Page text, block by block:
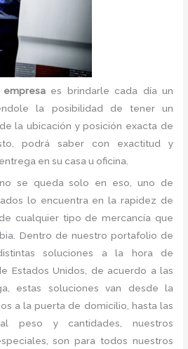
empresa es brindarle cada día un
la posibilidad de tener un
la ubicación y posición exacta de
podrá saber con exactitud y
en su casa u oficina.
se queda solo en eso, uno de
lo encuentra en la rapidez de
cualquier tipo de mercancía que
Dentro de nuestro portafolio de
soluciones a la hora de
Estados Unidos, de acuerdo a las
estas soluciones van desde la
a la puerta de domicilio, hasta las
peso y cantidades, nuestros
son para todos nuestros